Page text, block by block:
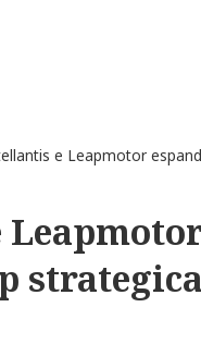
e Leapmotor